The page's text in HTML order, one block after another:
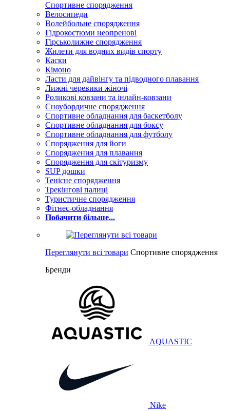
Спортивне спорядження
Велосипеди
Волейбольне спорядження
Гідрокостюми неопренові
Гірськолижне спорядження
Жилети для водних видів спорту
Каски
Кімоно
Ласти для дайвінгу та підводного плавання
Лижні черевики жіночі
Роликові ковзани та інлайн-ковзани
Сноубордичне спорядження
Спортивне обладнання для баскетболу
Спортивне обладнання для боксу
Спортивне обладнання для футболу
Спорядження для йоги
Спорядження для плавання
Спорядження для скітуризму
SUP дошки
Тенісне спорядження
Трекінгові палиці
Туристичне спорядження
Фітнес-обладнання
Побачити більше...
Переглянути всі товари Спортивне спорядження
Бренди
AQUASTIC
Nike